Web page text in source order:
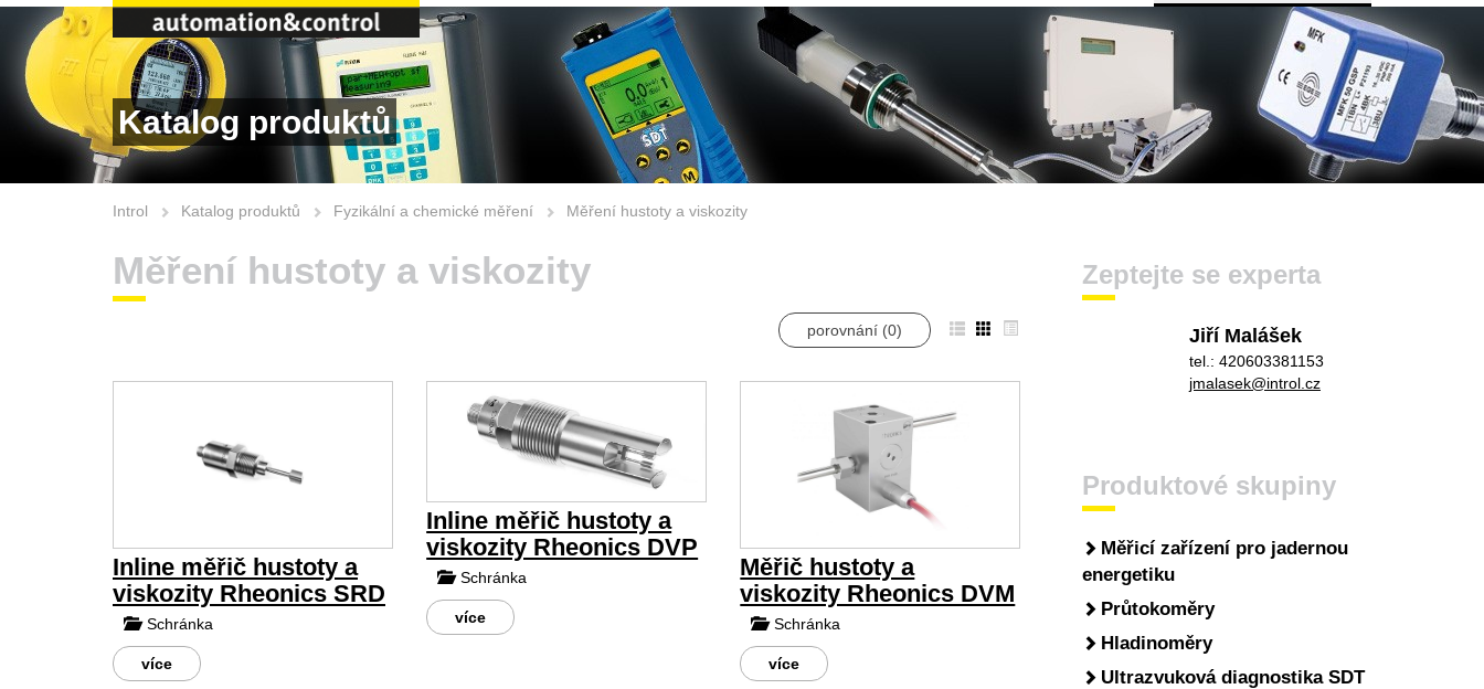
Katalog produktů
Introl Katalog produktů Fyzikální a chemické měření Měření hustoty a viskozity
Zeptejte se experta
Jiří Malášek
tel.: 420603381153
jmalasek@introl.cz
Produktové skupiny
Měřicí zařízení pro jadernou
energetiku
Průtokoměry
Hladinoměry
Ultrazvuková diagnostika SDT
Měření hustoty a viskozity
porovnání (0)
Inline měřič hustoty a
viskozity Rheonics SRD
Schránka
více
Inline měřič hustoty a
viskozity Rheonics DVP
Schránka
více
Měřič hustoty a
viskozity Rheonics DVM
Schránka
více